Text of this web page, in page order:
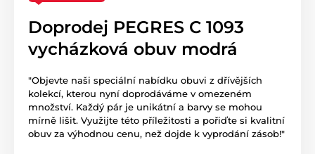
Doprodej PEGRES C 1093
vycházková obuv modrá
"Objevte naši speciální nabídku obuvi z dřívějších
kolekcí, kterou nyní doprodáváme v omezeném
množství. Každý pár je unikátní a barvy se mohou
mírně lišit. Využijte této příležitosti a pořiďte si kvalitní
obuv za výhodnou cenu, než dojde k vyprodání zásob!"